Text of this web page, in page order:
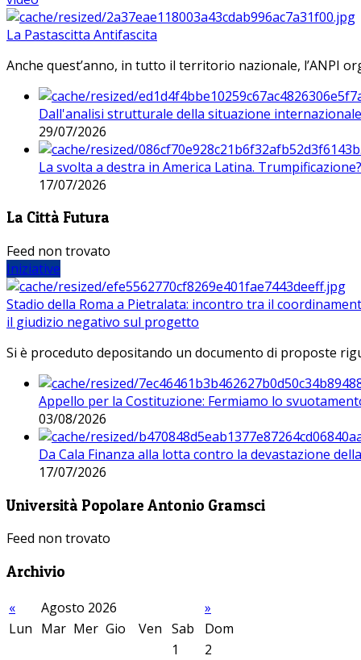
La Pastascitta Antifascita
Anche quest’anno, in tutto il territorio nazionale, l’ANPI
Dall'analisi strutturale della situazione
29/07/2026
La svolta a destra in America Latina. Trumpificazione?
17/07/2026
La Città Futura
Feed non trovato
Iniziative
Stadio della Roma a Pietralata: incontro tra il
il giudizio negativo sul progetto
Si è proceduto depositando un documento di proposte
Appello per la Costituzione: Fermiamo lo
03/08/2026
Da Cala Finanza alla lotta contro la devastazione
17/07/2026
Università Popolare Antonio Gramsci
Feed non trovato
Archivio
« Agosto 2026
»
Lun Mar Mer Gio Ven Sab
Dom
1
2